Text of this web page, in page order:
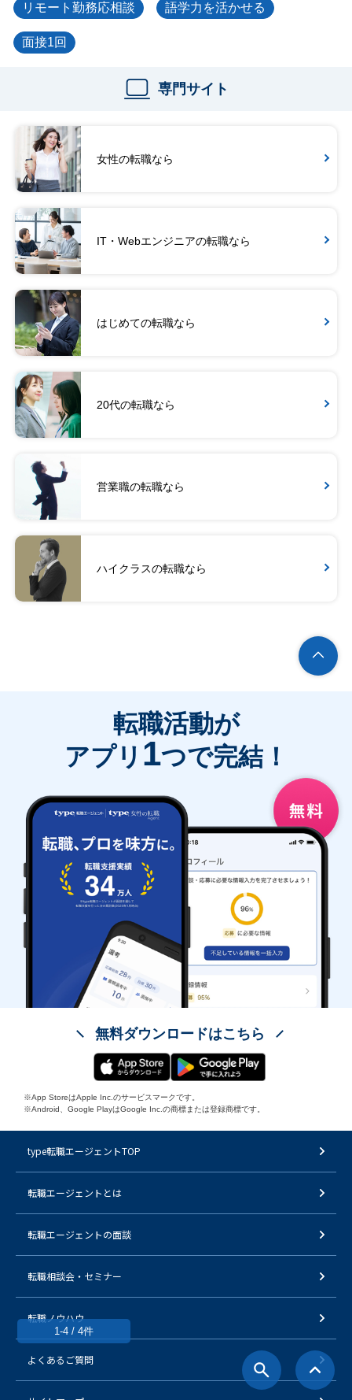
リモート勤務応相談 語学力を活かせる
面接1回
専門サイト
女性の転職なら
IT・Webエンジニアの転職なら
はじめての転職なら
20代の転職なら
営業職の転職なら
ハイクラスの転職なら
1-4 / 4件
転職活動が
アプリ 1つで完結！
無料ダウンロードはこちら
※App StoreはApple Inc.のサービスマークです。
※Android、Google PlayはGoogle Inc.の商標または登録商標です。
type転職エージェントTOP
転職エージェントとは
転職エージェントの面談
転職相談会・セミナー
転職ノウハウ
よくあるご質問